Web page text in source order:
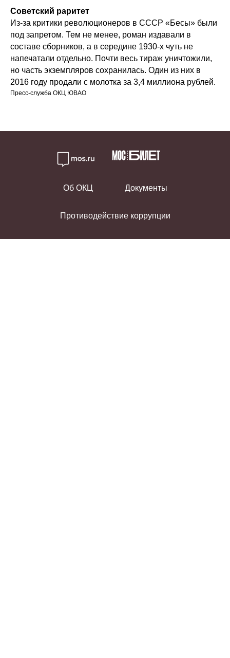
Советский раритет
Из-за критики революционеров в СССР «Бесы» были
под запретом. Тем не менее, роман издавали в
составе сборников, а в середине 1930-х чуть не
напечатали отдельно. Почти весь тираж уничтожили,
но часть экземпляров сохранилась. Один из них в
2016 году продали с молотка за 3,4 миллиона рублей.
Пресс-служба ОКЦ ЮВАО
Об ОКЦ Документы
Противодействие коррупции